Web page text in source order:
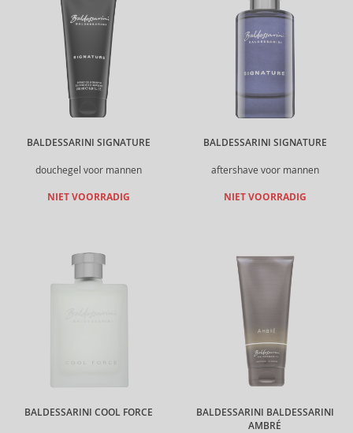
BALDESSARINI SIGNATURE
douchegel voor mannen
NIET VOORRADIG
BALDESSARINI SIGNATURE
aftershave voor mannen
NIET VOORRADIG
BALDESSARINI COOL FORCE
BALDESSARINI BALDESSARINI
AMBRÉ